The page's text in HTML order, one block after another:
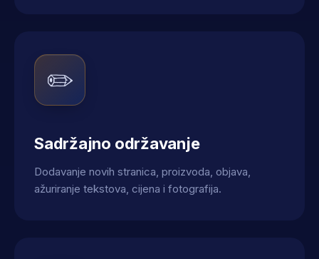
✏️
Sadržajno održavanje
Dodavanje novih stranica, proizvoda, objava,
ažuriranje tekstova, cijena i fotografija.